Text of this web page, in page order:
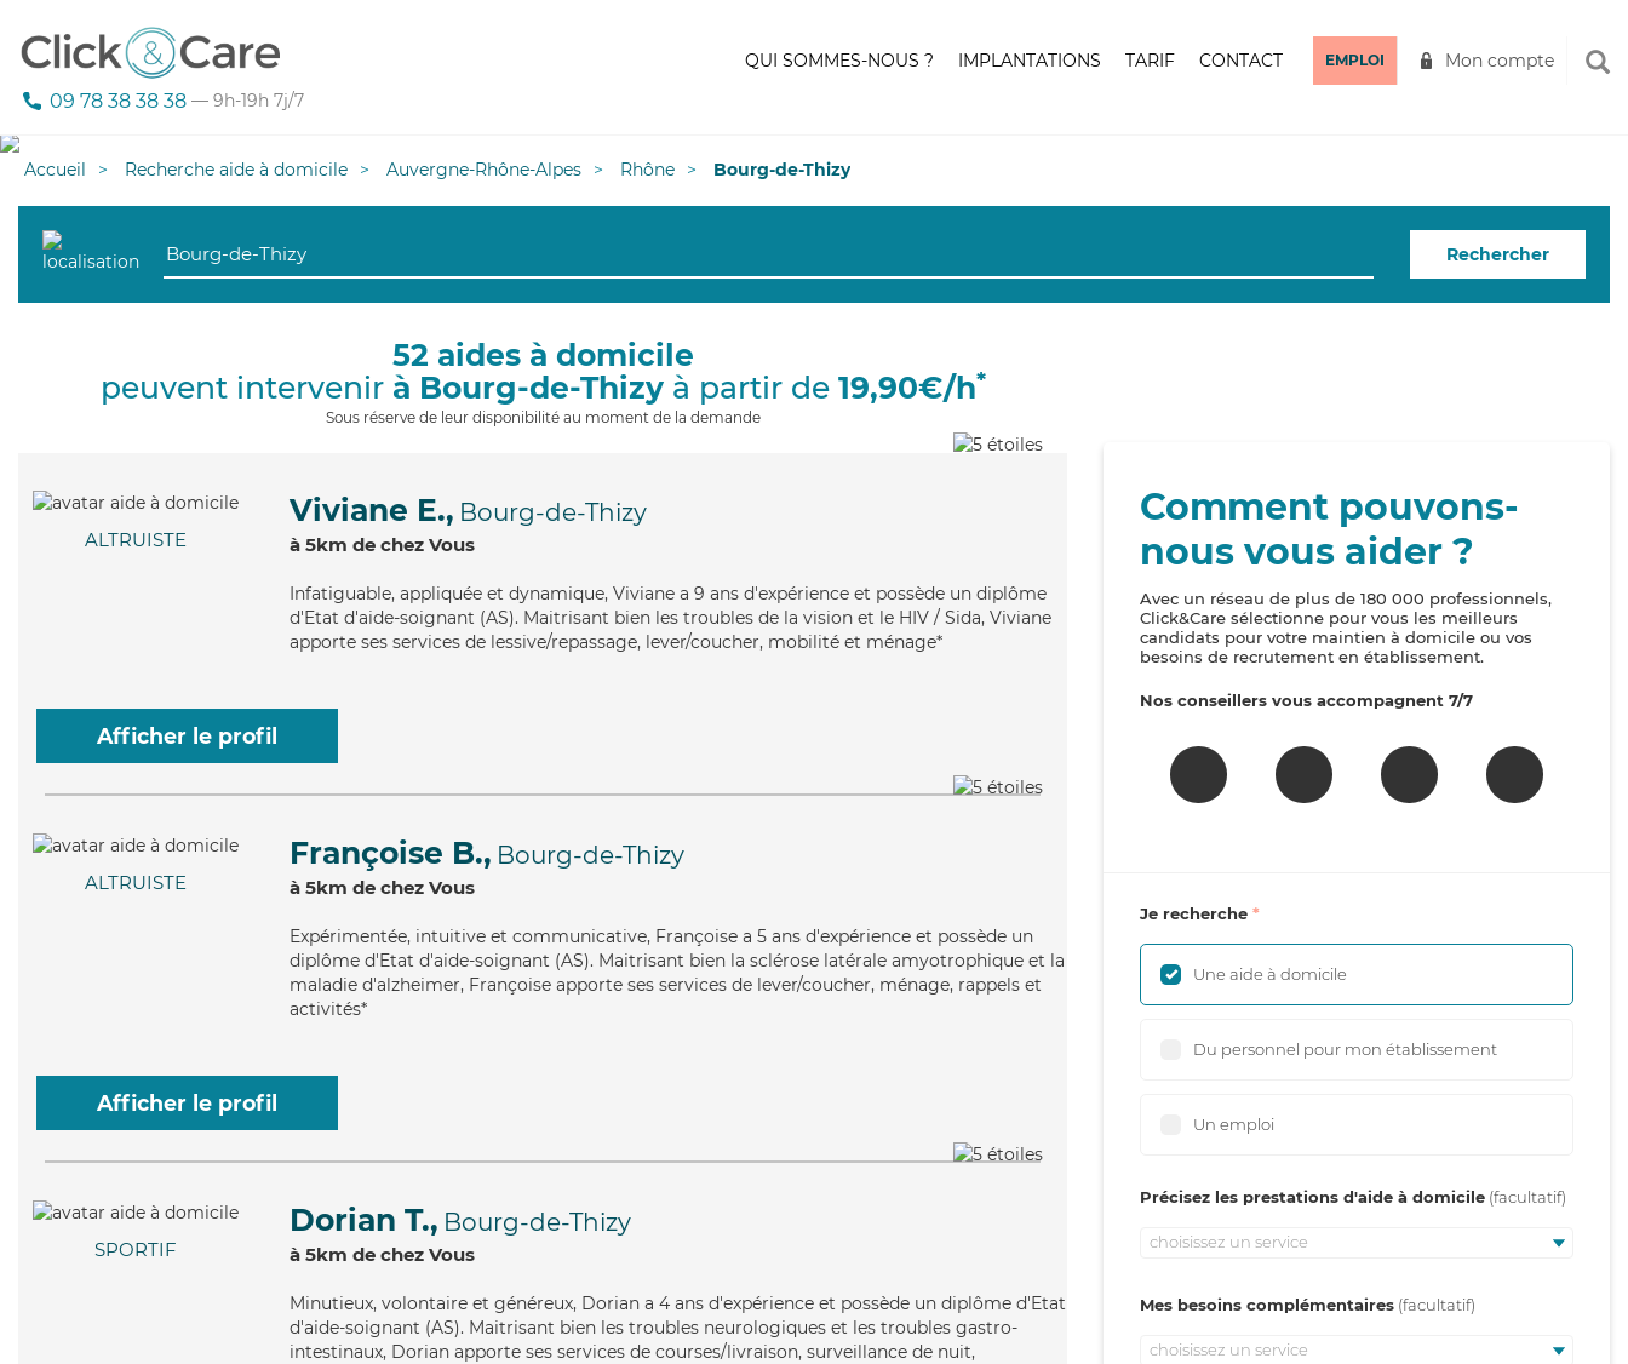
09 78 38 38 38 — 9h-19h 7j/7
QUI SOMMES-NOUS ? IMPLANTATIONS TARIF CONTACT EMPLOI Mon compte
Accueil Recherche aide à domicile Auvergne-Rhône-Alpes Rhône Bourg-de-Thizy
Rechercher
52 aides à domicile
peuvent intervenir à Bourg-de-Thizyà partir de 19,90€/h*
Sous réserve de leur disponibilité au moment de la demande
ALTRUISTE
Viviane E., Bourg-de-Thizy
à 5km de chez Vous
Infatiguable, appliquée et dynamique, Viviane a 9 ans d'expérience et possède un diplôme
d'Etat d'aide-soignant (AS). Maitrisant bien les troubles de la vision et le HIV / Sida, Viviane
apporte ses services de lessive/repassage, lever/coucher, mobilité et ménage*
Afficher le profil
ALTRUISTE
Françoise B., Bourg-de-Thizy
à 5km de chez Vous
Expérimentée, intuitive et communicative, Françoise a 5 ans d'expérience et possède un
diplôme d'Etat d'aide-soignant (AS). Maitrisant bien la sclérose latérale amyotrophique et la
maladie d'alzheimer, Françoise apporte ses services de lever/coucher, ménage, rappels et
activités*
Afficher le profil
SPORTIF
Dorian T., Bourg-de-Thizy
à 5km de chez Vous
Minutieux, volontaire et généreux, Dorian a 4 ans d'expérience et possède un diplôme d'Etat
d'aide-soignant (AS). Maitrisant bien les troubles neurologiques et les troubles gastro-
intestinaux, Dorian apporte ses services de courses/livraison, surveillance de nuit,
Comment pouvons-
nous vous aider ?
Avec un réseau de plus de 180 000 professionnels,
Click&Care sélectionne pour vous les meilleurs
candidats pour votre maintien à domicile ou vos
besoins de recrutement en établissement.
Nos conseillers vous accompagnent 7/7
Je recherche
Une aide à domicile
Du personnel pour mon établissement
Un emploi
Précisez les prestations d'aide à domicile
choisissez un service
Mes besoins complémentaires
choisissez un service